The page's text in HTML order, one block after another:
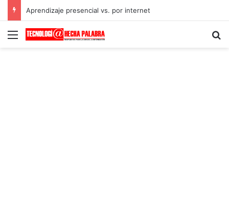
Aprendizaje presencial vs. por internet
Menú